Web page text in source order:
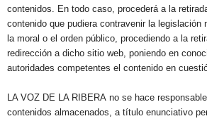
contenidos. En todo caso, procederá a la
contenido que pudiera contravenir la legislación
la moral o el orden público, procediendo a la
redirección a dicho sitio web, poniendo en
autoridades competentes el contenido en
LA VOZ DE LA RIBERA no se hace
contenidos almacenados, a título enunciativo